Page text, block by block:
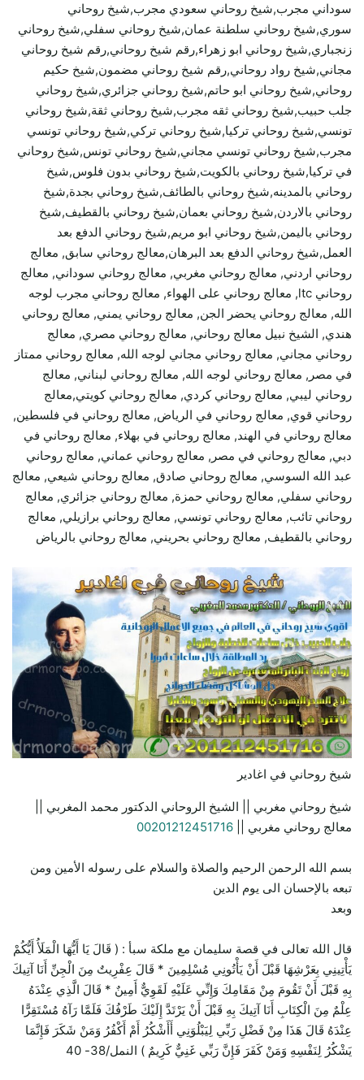
سوداني مجرب,شيخ روحاني سعودي مجرب,شيخ روحاني
سوري,شيخ روحاني سلطنة عمان,شيخ روحاني سفلي,شيخ روحاني
زنجباري,شيخ روحاني ابو زهراء,رقم شيخ روحاني,رقم شيخ روحاني
مجاني,شيخ رواد روحاني,رقم شيخ روحاني مضمون,شيخ حكيم
روحاني,شيخ روحاني ابو حاتم,شيخ روحاني جزائري,شيخ روحاني
جلب حبيب,شيخ روحاني ثقه مجرب,شيخ روحاني ثقة,شيخ روحاني
تونسي,شيخ روحاني تركيا,شيخ روحاني تركي,شيخ روحاني تونسي
مجرب,شيخ روحاني تونسي مجاني,شيخ روحاني تونس,شيخ روحاني
في تركيا,شيخ روحاني بالكويت,شيخ روحاني بدون فلوس,شيخ
روحاني بالمدينه,شيخ روحاني بالطائف,شيخ روحاني بجدة,شيخ
روحاني بالاردن,شيخ روحاني بعمان,شيخ روحاني بالقطيف,شيخ
روحاني باليمن,شيخ روحاني ابو مريم,شيخ روحاني الدفع بعد
العمل,شيخ روحاني الدفع بعد البرهان,معالج روحاني سابق, معالج
روحاني اردني, معالج روحاني مغربي, معالج روحاني سوداني, معالج
روحاني ltc, معالج روحاني على الهواء, معالج روحاني مجرب لوجه
الله, معالج روحاني يحضر الجن, معالج روحاني يمني, معالج روحاني
هندي, الشيخ نبيل معالج روحاني, معالج روحاني مصري, معالج
روحاني مجاني, معالج روحاني مجاني لوجه الله, معالج روحاني ممتاز
في مصر, معالج روحاني لوجه الله, معالج روحاني لبناني, معالج
روحاني ليبي, معالج روحاني كردي, معالج روحاني كويتي,معالج
روحاني قوي, معالج روحاني في الرياض, معالج روحاني في فلسطين,
معالج روحاني في الهند, معالج روحاني في بهلاء, معالج روحاني في
دبي, معالج روحاني في مصر, معالج روحاني عماني, معالج روحاني
عبد الله السوسي, معالج روحاني صادق, معالج روحاني شيعي, معالج
روحاني سفلي, معالج روحاني حمزة, معالج روحاني جزائري, معالج
روحاني تائب, معالج روحاني تونسي, معالج روحاني برازيلي, معالج
روحاني بالقطيف, معالج روحاني بحريني, معالج روحاني بالرياض
شيخ روحاني في اغادير
شيخ روحاني مغربي || الشيخ الروحاني الدكتور محمد المغربي ||
معالج روحاني مغربي || 00201212451716
بسم الله الرحمن الرحيم والصلاة والسلام على رسوله الأمين ومن
تبعه بالإحسان الى يوم الدين
وبعد
قال الله تعالى في قصة سليمان مع ملكة سبأ : ( قَالَ يَا أَيُّهَا الْمَلَأُ أَيُّكُمْ
يَأْتِينِي بِعَرْشِهَا قَبْلَ أَنْ يَأْتُونِي مُسْلِمِينَ * قَالَ عِفْرِيتٌ مِنَ الْجِنِّ أَنَا آتِيكَ
بِهِ قَبْلَ أَنْ تَقُومَ مِنْ مَقَامِكَ وَإِنِّي عَلَيْهِ لَقَوِيٌّ أَمِينٌ * قَالَ الَّذِي عِنْدَهُ
عِلْمٌ مِنَ الْكِتَابِ أَنَا آتِيكَ بِهِ قَبْلَ أَنْ يَرْتَدَّ إِلَيْكَ طَرْفُكَ فَلَمَّا رَآهُ مُسْتَقِرًّا
عِنْدَهُ قَالَ هَذَا مِنْ فَضْلِ رَبِّي لِيَبْلُوَنِي أَأَشْكُرُ أَمْ أَكْفُرُ وَمَنْ شَكَرَ فَإِنَّمَا
يَشْكُرُ لِنَفْسِهِ وَمَنْ كَفَرَ فَإِنَّ رَبِّي غَنِيٌّ كَرِيمٌ ) النمل/38- 40